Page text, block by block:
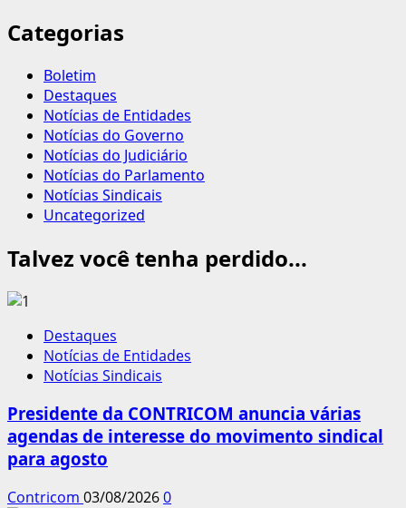
Categorias
Boletim
Destaques
Notícias de Entidades
Notícias do Governo
Notícias do Judiciário
Notícias do Parlamento
Notícias Sindicais
Uncategorized
Talvez você tenha perdido...
Destaques
Notícias de Entidades
Notícias Sindicais
Presidente da CONTRICOM anuncia várias
agendas de interesse do movimento sindical
para agosto
Contricom 03/08/20260